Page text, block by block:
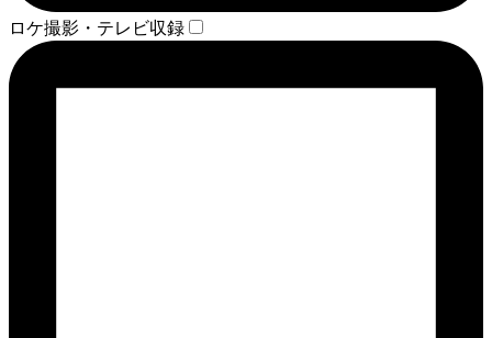
ロケ撮影・テレビ収録